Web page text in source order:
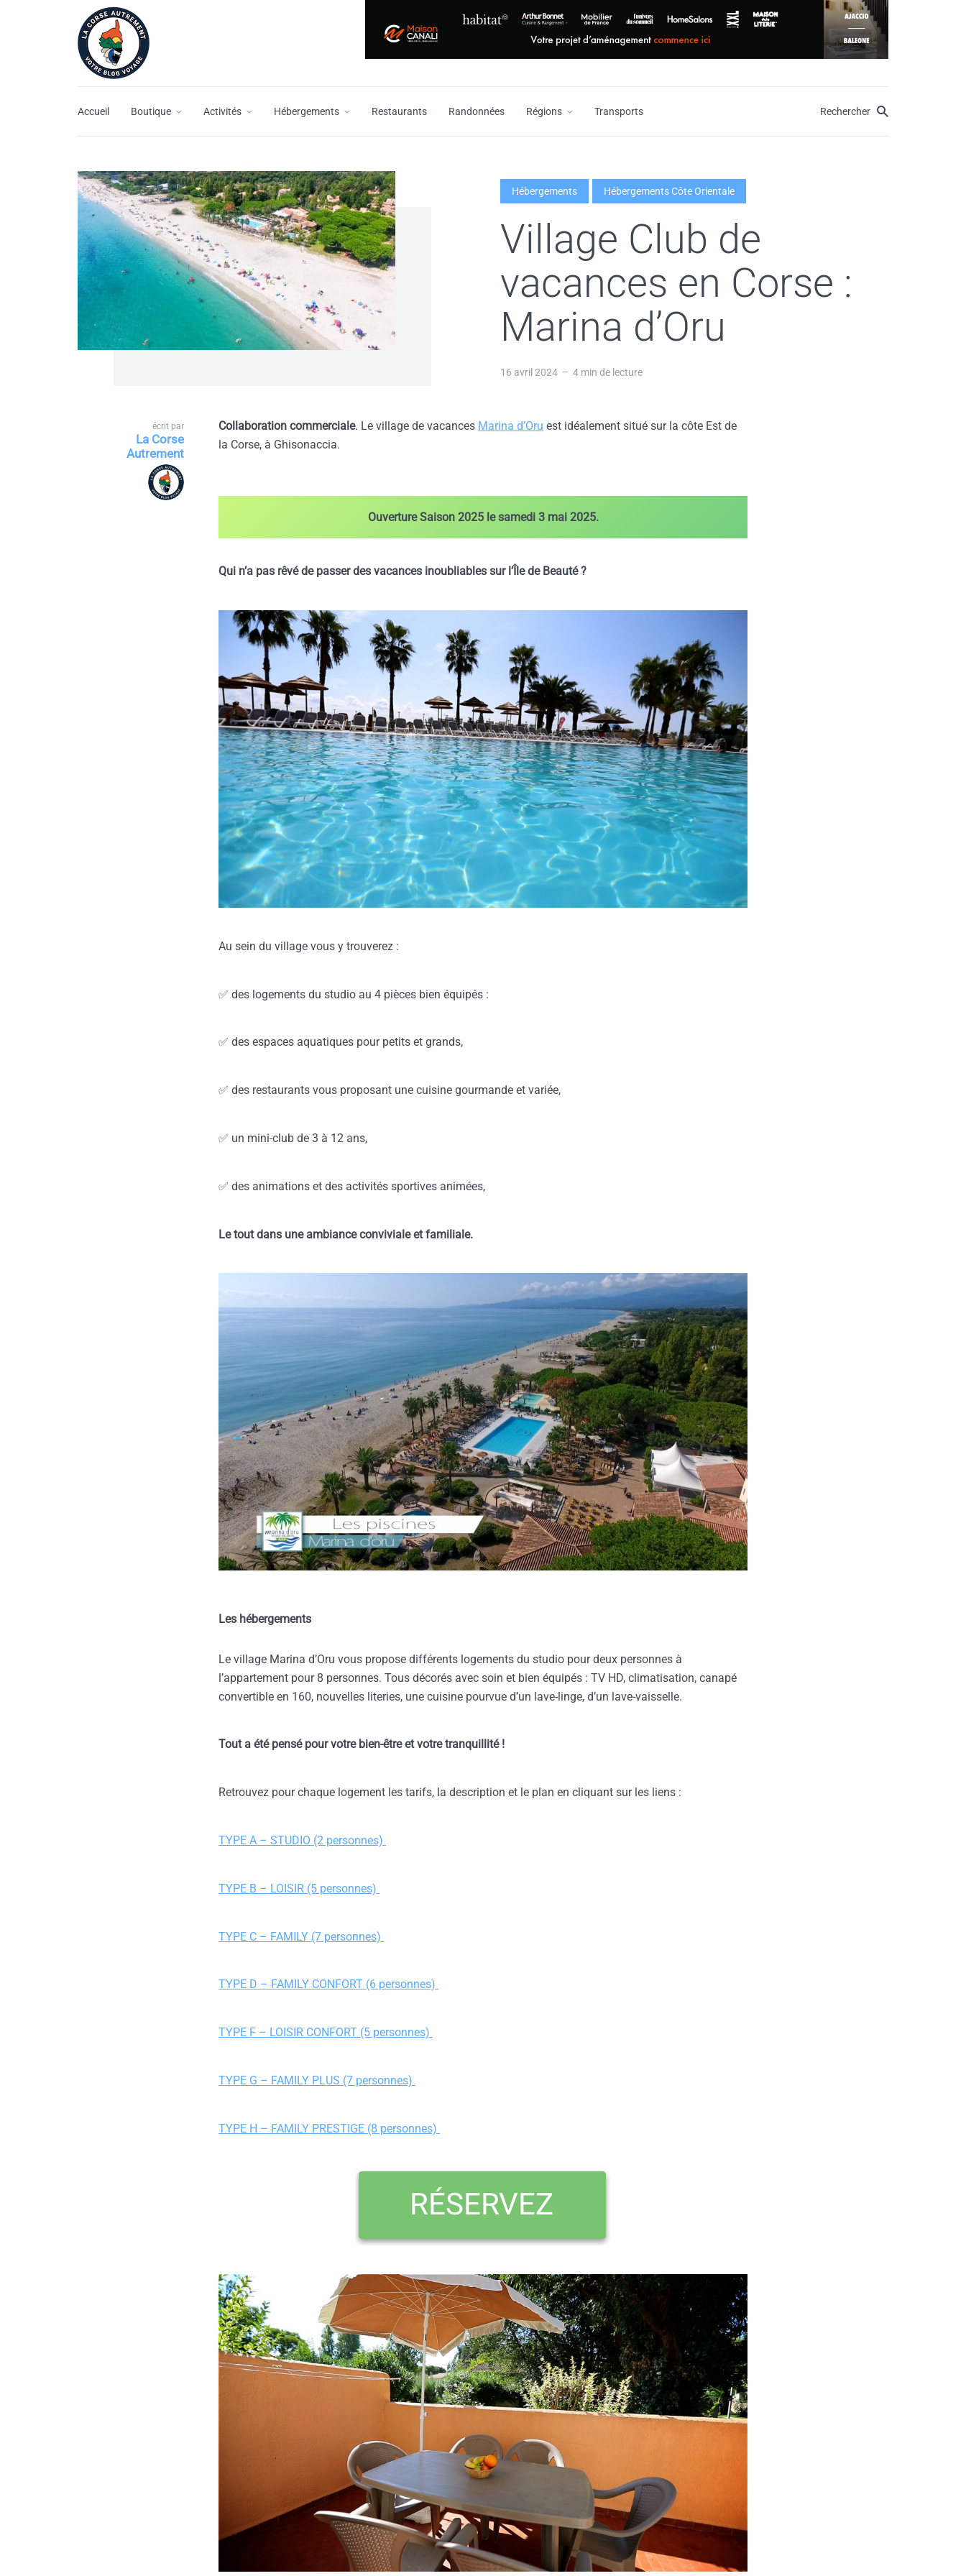
Accueil Boutique Activités Hébergements Restaurants Randonnées Régions Transports Rechercher
Hébergements Hébergements Côte Orientale
Village Club de
vacances en Corse :
Marina d’Oru
16 avril 2024 4 min de lecture
écrit par
La Corse
Autrement
Collaboration commerciale. Le village de vacances Marina d’Oru est idéalement situé sur la côte Est de
la Corse, à Ghisonaccia.
Ouverture Saison 2025 le samedi 3 mai 2025.
Qui n’a pas rêvé de passer des vacances inoubliables sur l’Île de Beauté ?
Au sein du village vous y trouverez :
✅ des logements du studio au 4 pièces bien équipés :
✅ des espaces aquatiques pour petits et grands,
✅ des restaurants vous proposant une cuisine gourmande et variée,
✅ un mini-club de 3 à 12 ans,
✅ des animations et des activités sportives animées,
Le tout dans une ambiance conviviale et familiale.
Les hébergements
Le village Marina d’Oru vous propose différents logements du studio pour deux personnes à
l’appartement pour 8 personnes. Tous décorés avec soin et bien équipés : TV HD, climatisation, canapé
convertible en 160, nouvelles literies, une cuisine pourvue d’un lave-linge, d’un lave-vaisselle.
Tout a été pensé pour votre bien-être et votre tranquillité !
Retrouvez pour chaque logement les tarifs, la description et le plan en cliquant sur les liens :
TYPE A – STUDIO (2 personnes)
TYPE B – LOISIR (5 personnes)
TYPE C – FAMILY (7 personnes)
TYPE D – FAMILY CONFORT (6 personnes)
TYPE F – LOISIR CONFORT (5 personnes)
TYPE G – FAMILY PLUS (7 personnes)
TYPE H – FAMILY PRESTIGE (8 personnes)